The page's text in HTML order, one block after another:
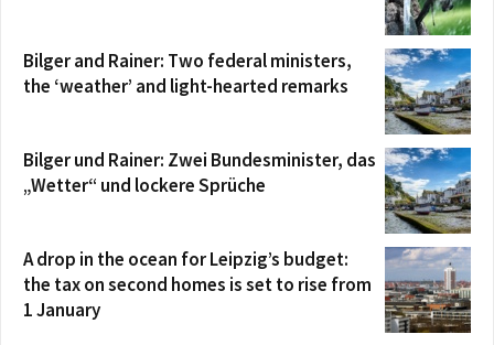
Bilger and Rainer: Two federal ministers,
the ‘weather’ and light-hearted remarks
Bilger und Rainer: Zwei Bundesminister, das
„Wetter“ und lockere Sprüche
A drop in the ocean for Leipzig’s budget:
the tax on second homes is set to rise from
1 January